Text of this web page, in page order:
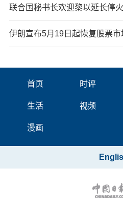
联合国秘书长欢迎黎以延长停火
伊朗宣布5月19日起恢复股票市
首页 时评
生活 视频
漫画